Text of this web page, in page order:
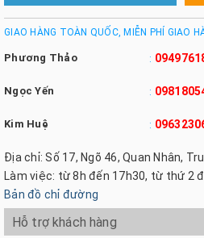
GIAO HÀNG TOÀN QUỐC, MIỄN PHÍ GIAO
Phương Thảo :
Ngọc Yến :
Kim Huệ :
Địa chỉ: Số 17, Ngõ 46, Quan Nhân,
Làm việc: từ 8h đến 17h30, từ thứ 2
Bản đồ chỉ đường
Hỗ trợ khách hàng